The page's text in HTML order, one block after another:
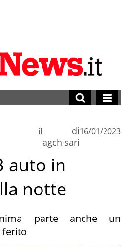
di
agchisari
il 16/01/2023
auto in
notte
parte anche un
ferito